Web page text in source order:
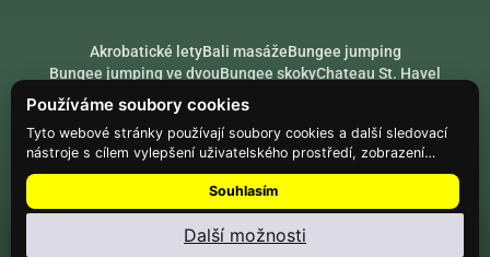
Používáme soubory cookies
Tyto webové stránky používají soubory cookies a další sledovací
nástroje s cílem vylepšení uživatelského prostředí, zobrazení
přizpůsobeného obsahu a reklam, analýzy návštěvnosti webových
stránek a zjištění zdroje návštěvnosti.
Souhlasím
Další možnosti
Akrobatické letyBali masážeBungee jumping
Bungee jumping ve dvouBungee skokyChateau St. Havel
Dárek k 18. narozeninám
Dárek k 40. narozeninám
RádceSecret SantaSložte se na dárek
PARTNEŘIHike.placeClimbing.place
© Web Development — Good Experience s.r.o.
Nastavení souborů cookie
Najdi Dárek: menu ⋮ → Nainstalovat aplikaci